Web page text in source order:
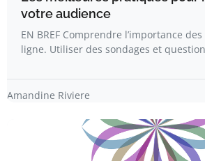
votre audience
EN BREF Comprendre l’importance
ligne. Utiliser des sondages et
Amandine Riviere